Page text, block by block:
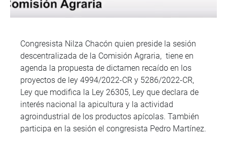
Congresista Nilza Chacón quien preside la sesión
descentralizada de la Comisión Agraria, tiene en
agenda la propuesta de dictamen recaído en los
proyectos de ley 4994/2022-CR y 5286/2022-CR,
Ley que modifica la Ley 26305, Ley que declara de
interés nacional la apicultura y la actividad
agroindustrial de los productos apícolas. También
participa en la sesión el congresista Pedro Martínez.